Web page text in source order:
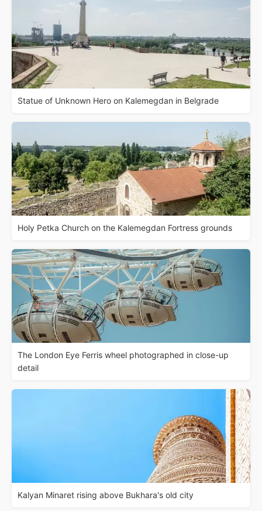
Statue of Unknown Hero on Kalemegdan in Belgrade
Holy Petka Church on the Kalemegdan Fortress grounds
The London Eye Ferris wheel photographed in close-up
detail
Kalyan Minaret rising above Bukhara's old city